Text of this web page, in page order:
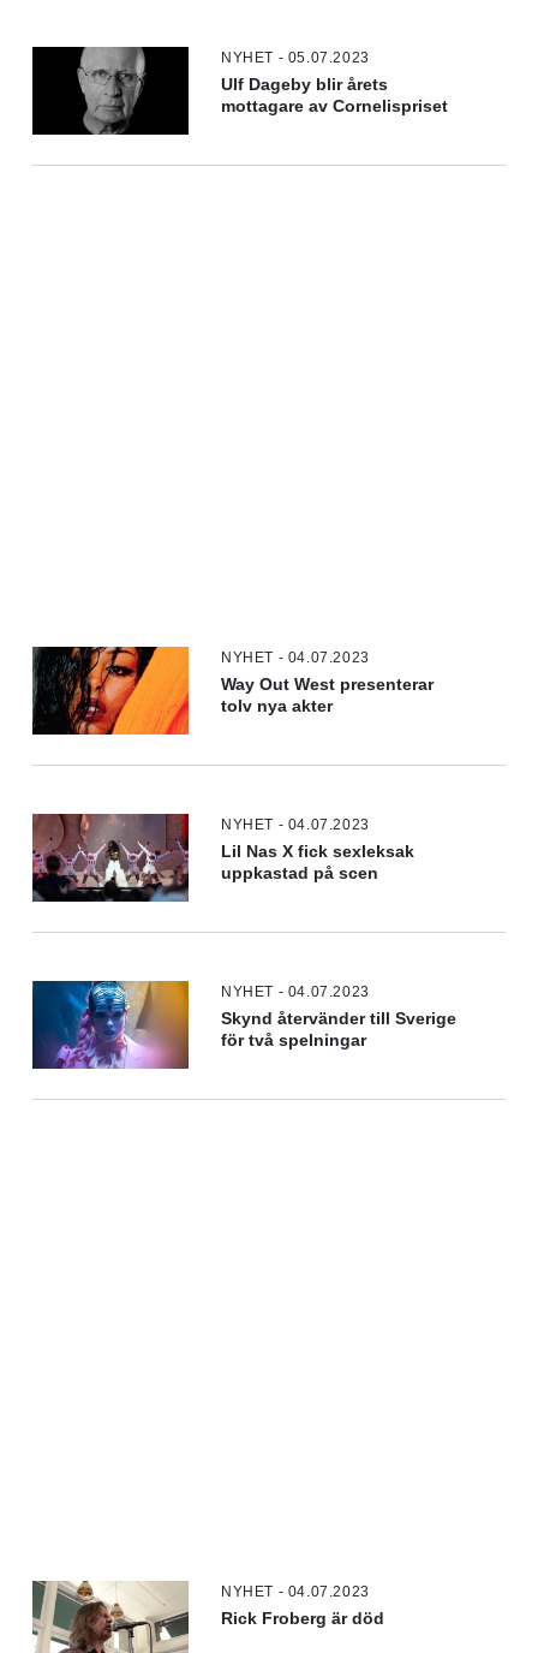
NYHET - 05.07.2023
Ulf Dageby blir årets
mottagare av Cornelispriset
NYHET - 04.07.2023
Way Out West presenterar
tolv nya akter
NYHET - 04.07.2023
Lil Nas X fick sexleksak
uppkastad på scen
NYHET - 04.07.2023
Skynd återvänder till Sverige
för två spelningar
NYHET - 04.07.2023
Rick Froberg är död